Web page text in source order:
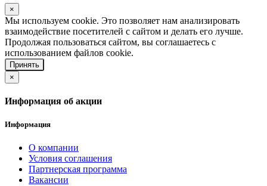
×
Мы используем cookie. Это позволяет нам анализировать
взаимодействие посетителей с сайтом и делать его лучше.
Продолжая пользоваться сайтом, вы соглашаетесь с
использованием файлов cookie.
Принять
×
Информация об акции
Информация
О компании
Условия соглашения
Партнерская программа
Вакансии